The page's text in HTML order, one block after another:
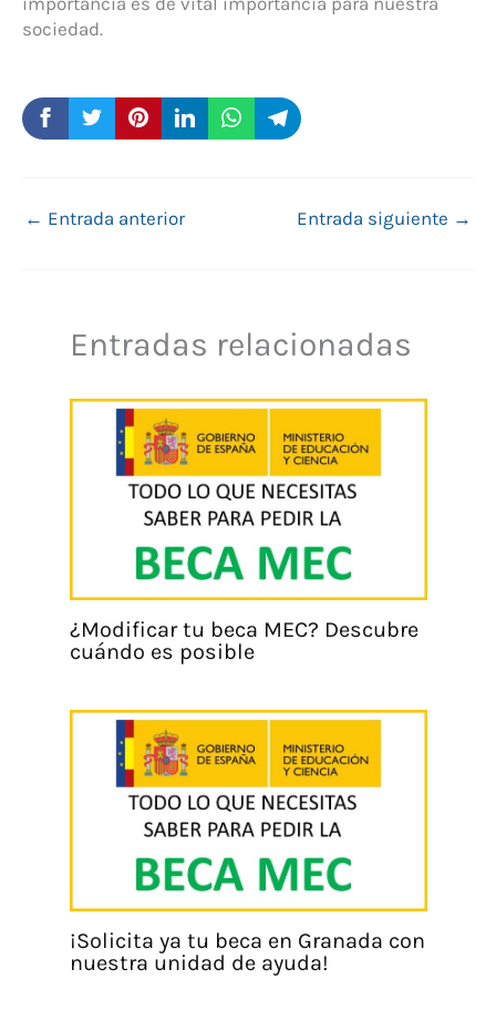
sociedad.
← Entrada anterior Entrada siguiente →
Entradas relacionadas
¿Modificar tu beca MEC? Descubre
cuándo es posible
¡Solicita ya tu beca en Granada con
nuestra unidad de ayuda!